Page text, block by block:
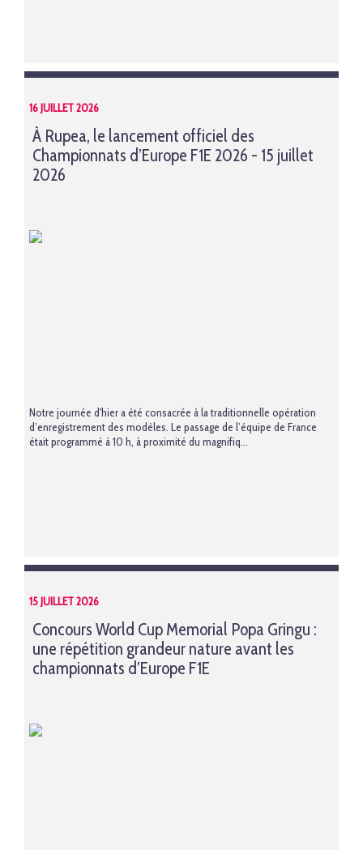
16 JUILLET 2026
À Rupea, le lancement officiel des
Championnats d’Europe F1E 2026 - 15 juillet
2026
Notre journée d'hier a été consacrée à la traditionnelle opération
d’enregistrement des modèles. Le passage de l’équipe de France
était programmé à 10 h, à proximité du magnifiq...
15 JUILLET 2026
Concours World Cup Memorial Popa Gringu :
une répétition grandeur nature avant les
championnats d’Europe F1E